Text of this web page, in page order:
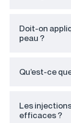
Doit-on
peau ?
Qu’est-ce
Les
efficaces ?